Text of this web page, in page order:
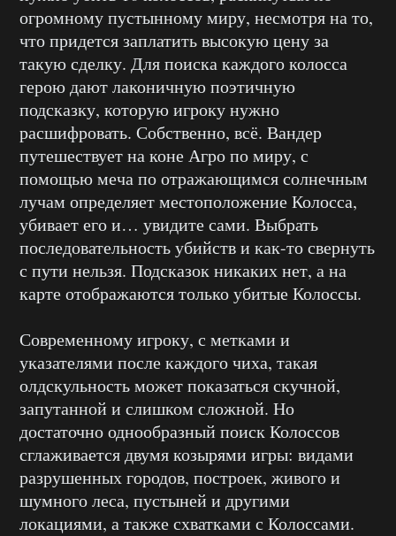
огромному пустынному миру, несмотря на то,
что придется заплатить высокую цену за
такую сделку. Для поиска каждого колосса
герою дают лаконичную поэтичную
подсказку, которую игроку нужно
расшифровать. Собственно, всё. Вандер
путешествует на коне Агро по миру, с
помощью меча по отражающимся солнечным
лучам определяет местоположение Колосса,
убивает его и… увидите сами. Выбрать
последовательность убийств и как-то свернуть
с пути нельзя. Подсказок никаких нет, а на
карте отображаются только убитые Колоссы.
Современному игроку, с метками и
указателями после каждого чиха, такая
олдскульность может показаться скучной,
запутанной и слишком сложной. Но
достаточно однообразный поиск Колоссов
сглаживается двумя козырями игры: видами
разрушенных городов, построек, живого и
шумного леса, пустыней и другими
локациями, а также схватками с Колоссами.